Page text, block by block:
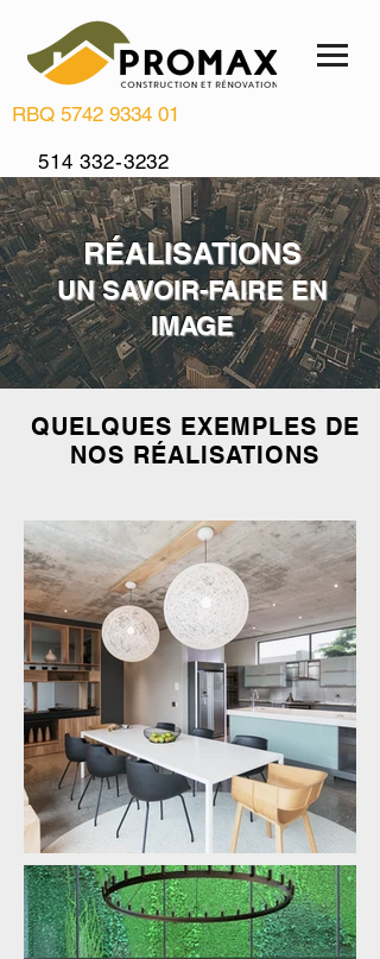
RBQ 5742 9334 01
514 332-3232
info@renovationpromax.com
RÉALISATIONS
UN SAVOIR-FAIRE EN
IMAGE
QUELQUES EXEMPLES DE
NOS RÉALISATIONS